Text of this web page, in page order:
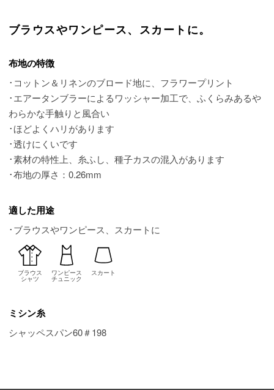
ブラウスやワンピース、スカートに。
布地の特徴
･コットン＆リネンのブロード地に、フラワープリント
･エアータンブラーによるワッシャー加工で、ふくらみあるや
わらかな手触りと風合い
･ほどよくハリがあります
･透けにくいです
･素材の特性上、糸ふし、種子カスの混入があります
･布地の厚さ：0.26mm
適した用途
･ブラウスやワンピース、スカートに
ブラウス
シャツ
ワンピース
チュニック
スカート
ミシン糸
シャッペスパン60＃198